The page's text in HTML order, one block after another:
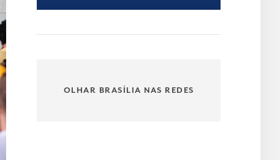
OLHAR BRASÍLIA NAS REDES